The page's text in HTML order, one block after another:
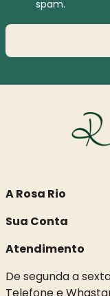
spam.
A Rosa Rio
Sua Conta
Atendimento
De segunda a
Telefone e